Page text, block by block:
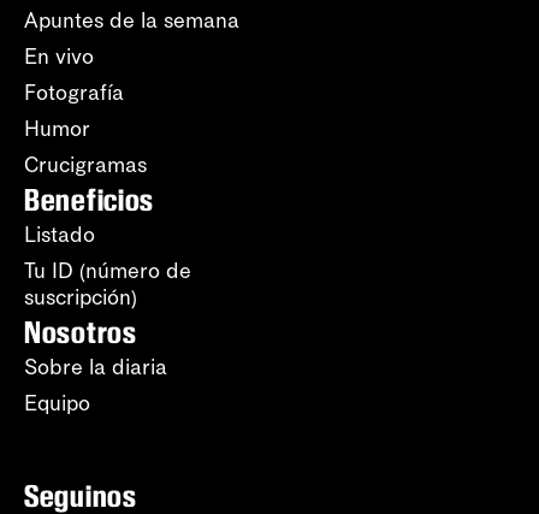
Apuntes de la semana
En vivo
Fotografía
Humor
Crucigramas
Beneficios
Listado
Tu ID (número de
suscripción)
Nosotros
Sobre la diaria
Equipo
Seguinos